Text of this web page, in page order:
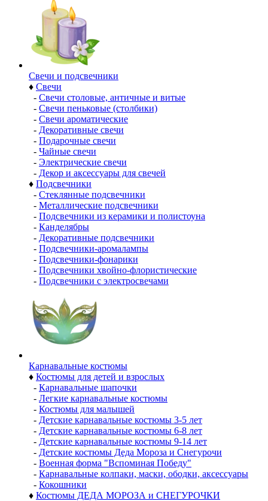
Свечи и подсвечники
♦ Свечи
- Свечи столовые, античные и витые
- Свечи пеньковые (столбики)
- Свечи ароматические
- Декоративные свечи
- Подарочные свечи
- Чайные свечи
- Электрические свечи
- Декор и аксессуары для свечей
♦ Подсвечники
- Стеклянные подсвечники
- Металлические подсвечники
- Подсвечники из керамики и полистоуна
- Канделябры
- Декоративные подсвечники
- Подсвечники-аромалампы
- Подсвечники-фонарики
- Подсвечники хвойно-флористические
- Подсвечники с электросвечами
Карнавальные костюмы
♦ Костюмы для детей и взрослых
- Карнавальные шапочки
- Легкие карнавальные костюмы
- Костюмы для малышей
- Детские карнавальные костюмы 3-5 лет
- Детские карнавальные костюмы 6-8 лет
- Детские карнавальные костюмы 9-14 лет
- Детские костюмы Деда Мороза и Снегурочи
- Военная форма "Вспоминая Победу"
- Карнавальные колпаки, маски, ободки, аксессуары
- Кокошники
♦ Костюмы ДЕДА МОРОЗА и СНЕГУРОЧКИ